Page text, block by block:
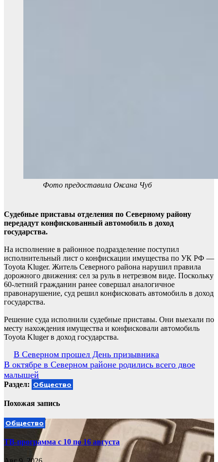
Фото предоставила Оксана Чуб
Судебные приставы отделения по Северному району
передадут конфискованный автомобиль в доход
государства.
На исполнение в районное подразделение поступил
исполнительный лист о конфискации имущества по УК РФ —
Toyota Kluger. Житель Северного района нарушил правила
дорожного движения: сел за руль в нетрезвом виде. Поскольку
60-летний гражданин ранее совершал аналогичное
правонарушение, суд решил конфисковать автомобиль в доход
государства.
Решение суда исполнили судебные приставы. Они выехали по
месту нахождения имущества и конфисковали автомобиль
Toyota Kluger в доход государства.
Навигация
по
записям
В Северном прошел День призывника
В октябре в Северном районе родились всего двое
малышей
Раздел: Общество
Похожая запись
Общество
ТВ-программа с 10 по 16 августа